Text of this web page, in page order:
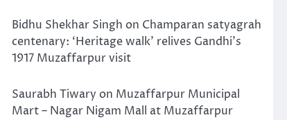
Bidhu Shekhar Singh on Champaran satyagrah
centenary: ‘Heritage walk’ relives Gandhi’s
1917 Muzaffarpur visit
Saurabh Tiwary on Muzaffarpur Municipal
Mart – Nagar Nigam Mall at Muzaffarpur